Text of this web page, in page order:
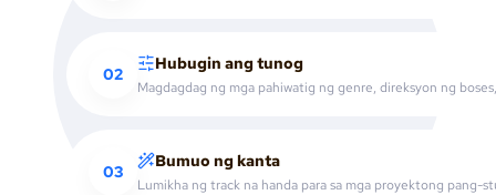
02
Hubugin ang tunog
Magdagdag ng mga pahiwatig ng genre, direksyon ng
03
Bumuo ng kanta
Lumikha ng track na handa para sa mga proyektong pang-